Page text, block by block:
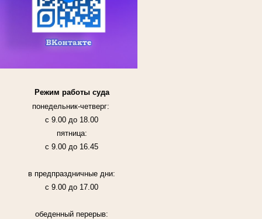
Режим работы суда
понедельник-четверг:
с 9.00 до 18.00
пятница:
с 9.00 до 16.45
в предпраздничные дни:
с 9.00 до 17.00
обеденный перерыв: